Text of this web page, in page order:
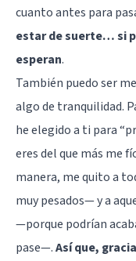
cuanto antes para
estar de suerte… si
esperan.
También puedo ser
algo de tranquilidad.
he elegido a ti para
eres del que más me
manera, me quito a
muy pesados— y a
—porque podrían
pase—.Así que,